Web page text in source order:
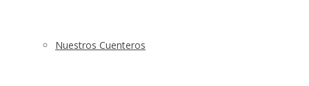
Nuestros Cuenteros